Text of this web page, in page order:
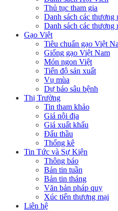
Thủ tục tham gia
Danh sách các thương
Danh sách các thương
Gạo Việt
Tiêu chuẩn gạo Việt
Giống gạo Việt Nam
Món ngon Việt
Tiến độ sản xuất
Vụ mùa
Dự báo sâu bệnh
Thị Trường
Tin tham khảo
Giá nội địa
Giá xuất khẩu
Đấu thầu
Thống kê
Tin Tức và Sự Kiện
Thông báo
Bản tin tuần
Bản tin tháng
Văn bản pháp quy
Xúc tiến thương mại
Liên hệ